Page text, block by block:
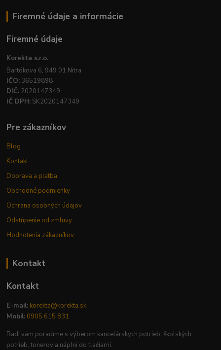
Firemné údaje a informácie
Firemné údaje
Korekta s.r.o.
Bartókova 6, 949 01 Nitra
IČO: 36519898
DIČ: 2020147349
IČ DPH: SK2020147349
Pre zákazníkov
Blog
Kontakt
Doprava a platba
Obchodné podmienky
Ochrana osobných údajov
Odstúpenie od zmluvy
Hodnotenia zákazníkov
Kontakt
Kontakt
E-mail: korekta@korekta.sk
Mobil: 0905 615 831
Radi vám poradíme s výberom kancelárskych potrieb, školských
potrieb, tonerov a náplní do tlačiarní.